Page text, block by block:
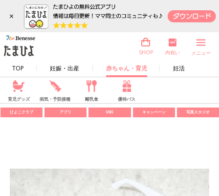
×
TOP 妊娠・出産 赤ちゃん・育児 妊活
SHOP 内祝い メニュー
育児グッズ 病気・予防接種 離乳食 優待パス
ひよこクラブ アプリ SNS キャンペーン 写真スタジオ